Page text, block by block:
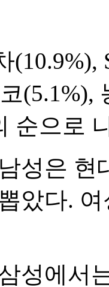
(10.9%),
(5.1%),
순으로
성은 현
았다.
성에서